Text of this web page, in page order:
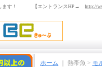
します！ 【エントランスHP→ http://
ホーム ｜ 熱帯魚 > モ